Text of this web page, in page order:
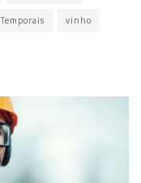
Temporais vinho